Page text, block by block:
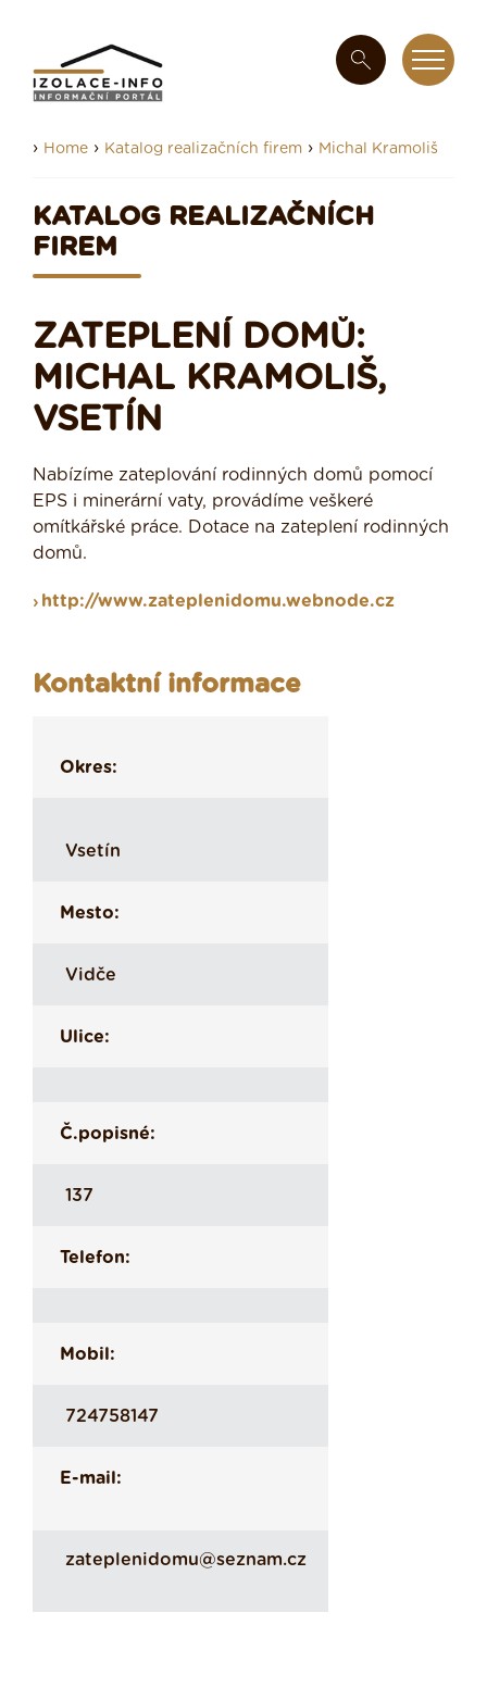
› Home › Katalog realizačních firem › Michal Kramoliš
KATALOG REALIZAČNÍCH
FIREM
ZATEPLENÍ DOMŮ:
MICHAL KRAMOLIŠ,
VSETÍN
Nabízíme zateplování rodinných domů pomocí
EPS i minerární vaty, provádíme veškeré
omítkářské práce. Dotace na zateplení rodinných
domů.
http://www.zateplenidomu.webnode.cz
Kontaktní informace
Okres:
Vsetín
Mesto:
Vidče
Ulice:
Č.popisné:
137
Telefon:
Mobil:
724758147
E-mail:
zateplenidomu@seznam.cz